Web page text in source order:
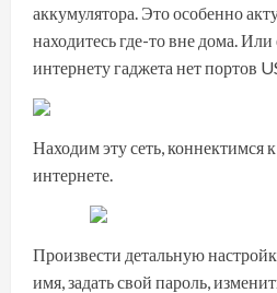
аккумулятора. Это особенно
находитесь где-то вне дома.
интернету гаджета нет портов
Находим эту сеть, коннектимся
интернете.
Произвести детальную
имя, задать свой пароль,